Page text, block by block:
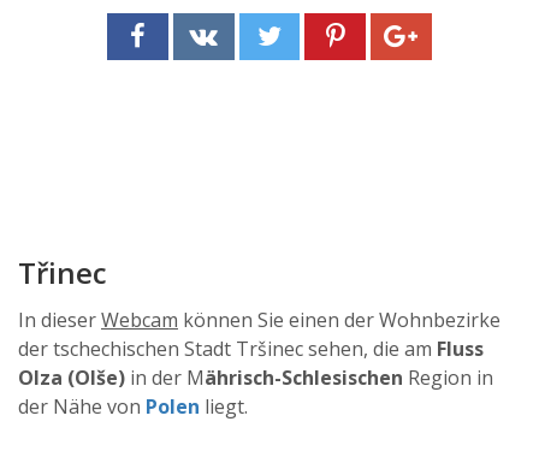
Třinec
In dieserWebcam können Sie einen der Wohnbezirke
der tschechischen Stadt Tršinec sehen, die am Fluss
Olza (Olše) in der Mährisch-Schlesischen Region in
der Nähe von Polen liegt.